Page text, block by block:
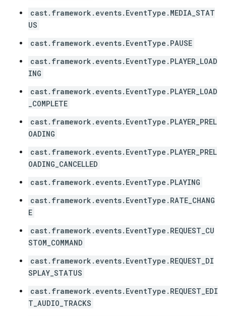
cast.framework.events.EventType.MEDIA_STAT
US
cast.framework.events.EventType.PAUSE
cast.framework.events.EventType.PLAYER_LOAD
ING
cast.framework.events.EventType.PLAYER_LOAD
_COMPLETE
cast.framework.events.EventType.PLAYER_PREL
OADING
cast.framework.events.EventType.PLAYER_PREL
OADING_CANCELLED
cast.framework.events.EventType.PLAYING
cast.framework.events.EventType.RATE_CHANG
E
cast.framework.events.EventType.REQUEST_CU
STOM_COMMAND
cast.framework.events.EventType.REQUEST_DI
SPLAY_STATUS
cast.framework.events.EventType.REQUEST_EDI
T_AUDIO_TRACKS